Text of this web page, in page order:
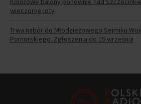
wieczorne loty
Trwa nabór do Młodzieżowego Sejmiku
Pomorskiego. Zgłoszenia do 15 września